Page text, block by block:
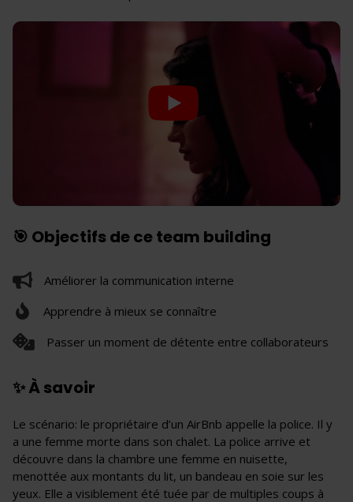
🎯 Objectifs de ce team building
Améliorer la communication interne
Apprendre à mieux se connaître
Passer un moment de détente entre collaborateurs
✨ À savoir
Le scénario: le propriétaire d’un AirBnb appelle la police. Il y
a une femme morte dans son chalet. La police arrive et
découvre dans la chambre une femme en nuisette,
menottée aux montants du lit, un bandeau en soie sur les
yeux. Elle a visiblement été tuée par de multiples coups à